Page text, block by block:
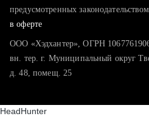
предусмотренных
в оферте
ООО «Хэдхантер», ОГРН
вн. тер. г. Муниципальный округ
д. 48, помещ. 25
HeadHunter